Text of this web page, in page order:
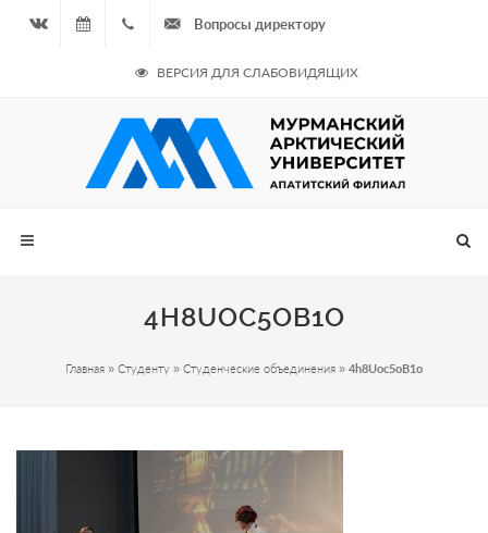
06.08.2026
- Чётная
неделя
964
687
Вопросы директору
ВЕРСИЯ ДЛЯ СЛАБОВИДЯЩИХ
4H8UOC5OB1O
Главная » Студенту » Студенческие объединения » 4h8Uoc5oB1o